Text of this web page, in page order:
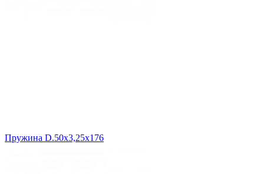
Пружина D.50х3,25х176